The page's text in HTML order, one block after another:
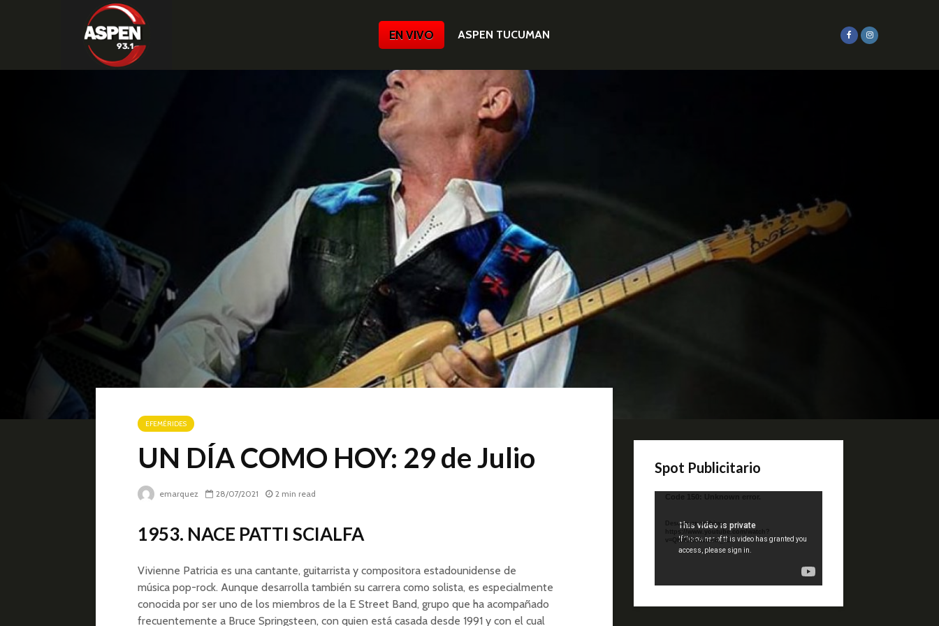
EN VIVO ASPEN TUCUMAN
EFEMÉRIDES
UN DÍA COMO HOY: 29 de Julio
emarquez 28/07/2021 2 min read
1953. NACE PATTI SCIALFA
Vivienne Patricia es una cantante, guitarrista y compositora estadounidense de
música pop-rock. Aunque desarrolla también su carrera como solista, es especialmente
conocida por ser uno de los miembros de la E Street Band, grupo que ha acompañado
frecuentemente a Bruce Springsteen, con quien está casada desde 1991 y con el cual
Spot Publicitario
Reproductor
Code 150: Unknown error.
Descargar archivo:
https://www.youtube.com/watch?
v=QKif6Ko80uA&_=1